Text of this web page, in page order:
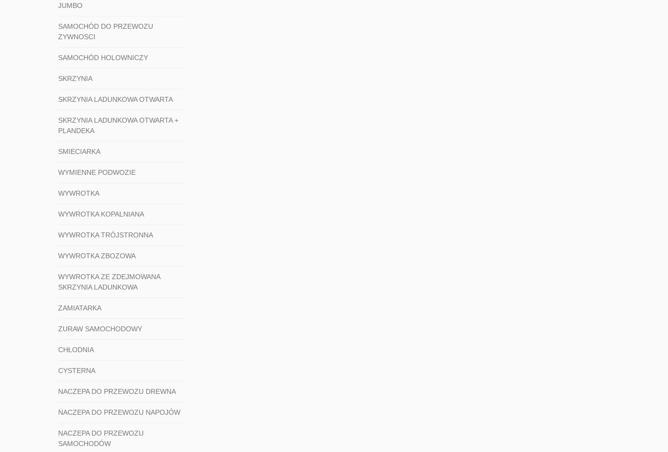
JUMBO
SAMOCHÓD DO PRZEWOZU
ZYWNOSCI
SAMOCHÓD HOLOWNICZY
SKRZYNIA
SKRZYNIA LADUNKOWA OTWARTA
SKRZYNIA LADUNKOWA OTWARTA +
PLANDEKA
SMIECIARKA
WYMIENNE PODWOZIE
WYWROTKA
WYWROTKA KOPALNIANA
WYWROTKA TRÓJSTRONNA
WYWROTKA ZBOZOWA
WYWROTKA ZE ZDEJMOWANA
SKRZYNIA LADUNKOWA
ZAMIATARKA
ZURAW SAMOCHODOWY
CHŁODNIA
CYSTERNA
NACZEPA DO PRZEWOZU DREWNA
NACZEPA DO PRZEWOZU NAPOJÓW
NACZEPA DO PRZEWOZU
SAMOCHODÓW